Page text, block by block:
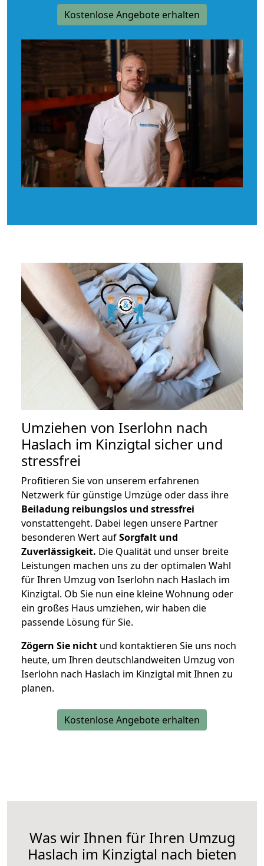
Kostenlose Angebote erhalten
Umziehen von Iserlohn nach
Haslach im Kinzigtal sicher und
stressfrei
Profitieren Sie von unserem erfahrenen
Netzwerk für günstige Umzüge oder dass ihre
Beiladung reibungslos und stressfrei
vonstattengeht. Dabei legen unsere Partner
besonderen Wert aufSorgfalt und
Zuverlässigkeit. Die Qualität und unser breite
Leistungen machen uns zu der optimalen Wahl
für Ihren Umzug von Iserlohn nach Haslach im
Kinzigtal. Ob Sie nun eine kleine Wohnung oder
ein großes Haus umziehen, wir haben die
passende Lösung für Sie.
Zögern Sie nicht und kontaktieren Sie uns noch
heute, um Ihren deutschlandweiten Umzug von
Iserlohn nach Haslach im Kinzigtal mit Ihnen zu
planen.
Kostenlose Angebote erhalten
Was wir Ihnen für Ihren Umzug
Haslach im Kinzigtal nach bieten